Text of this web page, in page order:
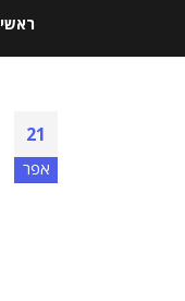
ראשי
21
אפר